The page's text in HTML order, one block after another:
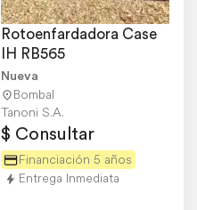
Rotoenfardadora Case
IH RB565
Nueva
Bombal
Tanoni S.A.
$ Consultar
Financiación 5 años
Entrega Inmediata